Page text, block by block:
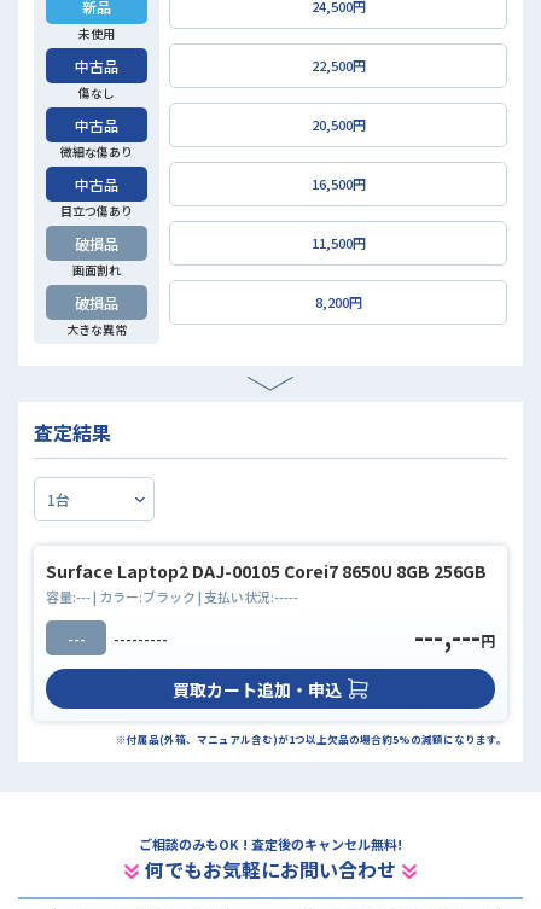
新品
未使用
中古品
傷なし
中古品
微細な傷あり
中古品
目立つ傷あり
破損品
画面割れ
破損品
大きな異常
24,500円
22,500円
20,500円
16,500円
11,500円
8,200円
査定結果
Surface Laptop2 DAJ-00105 Corei7 8650U 8GB 256GB
容量:---| カラー:ブラック| 支払い状況:-----
--- --------- ---,---円
買取カート追加・申込
※付属品(外箱、マニュアル含む)が1つ以上欠品の場合約5%の減額になります。
ご相談のみもOK ! 査定後のキャンセル無料!
何でもお気軽にお問い合わせ